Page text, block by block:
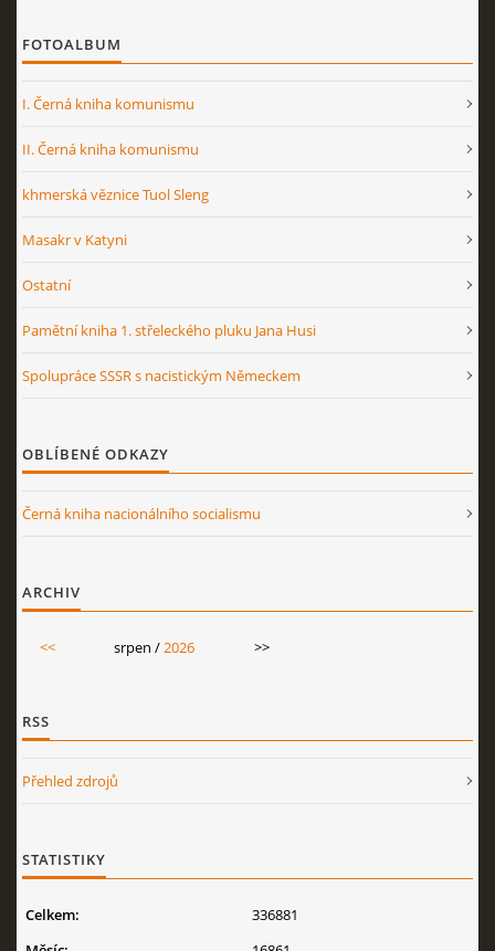
FOTOALBUM
I. Černá kniha komunismu
II. Černá kniha komunismu
khmerská věznice Tuol Sleng
Masakr v Katyni
Ostatní
Pamětní kniha 1. střeleckého pluku Jana Husi
Spolupráce SSSR s nacistickým Německem
OBLÍBENÉ ODKAZY
Černá kniha nacionálního socialismu
ARCHIV
<< srpen / 2026 >>
RSS
Přehled zdrojů
STATISTIKY
Celkem:
336881